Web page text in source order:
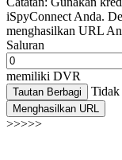
iSpyConnect Anda.
menghasilkan URL
Saluran
memiliki DVR
Tautan Berbagi Tidak
Menghasilkan URL
>>>>>